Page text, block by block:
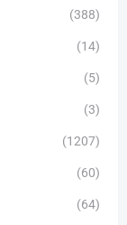
(388)
(14)
(5)
(3)
(1207)
(60)
(64)